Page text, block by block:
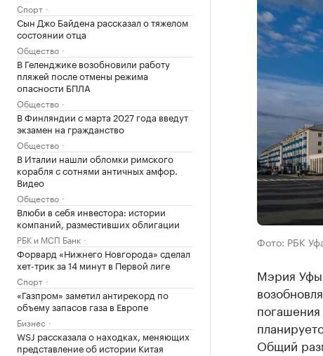
Спорт
Сын Джо Байдена рассказал о тяжелом
состоянии отца
Общество
В Геленджике возобновили работу
пляжей после отмены режима
опасности БПЛА
Общество
В Финляндии с марта 2027 года введут
экзамен на гражданство
Общество
В Италии нашли обломки римского
корабля с сотнями античных амфор.
Видео
Общество
Влюби в себя инвестора: истории
компаний, разместивших облигации
РБК и МСП Банк
Форвард «Нижнего Новгорода» сделал
хет-трик за 14 минут в Первой лиге
Спорт
«Газпром» заметил антирекорд по
объему запасов газа в Европе
Бизнес
WSJ рассказала о находках, меняющих
представление об истории Китая
Фото: РБК
Мэрия Уфы
Общий